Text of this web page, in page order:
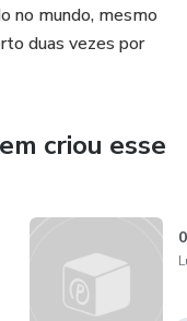
no mundo, mesmo
duas vezes por
criou esse